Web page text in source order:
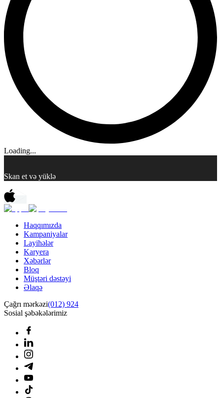
Loading...
Skan et və yüklə
Haqqımızda
Kampaniyalar
Layihələr
Karyera
Xəbərlər
Bloq
Müştəri dəstəyi
Əlaqə
Çağrı mərkəzi(012) 924
Sosial şəbəkələrimiz